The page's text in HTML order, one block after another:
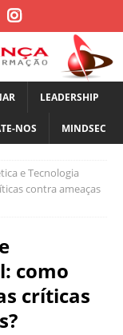
LEADERSHIP
NOS MINDSEC
e Tecnologia
contra ameaças
como
críticas